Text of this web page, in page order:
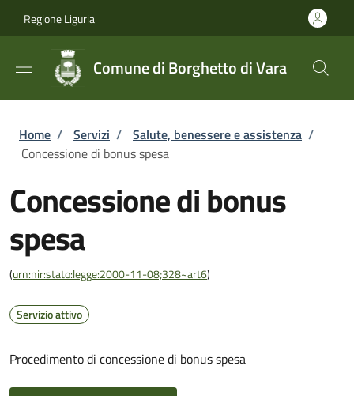
Regione Liguria
Comune di Borghetto di Vara
Briciole di pane
Home / Servizi / Salute, benessere e assistenza /
Concessione di bonus spesa
Concessione di bonus
spesa
(urn:nir:stato:legge:2000-11-08;328~art6)
Servizio attivo
Procedimento di concessione di bonus spesa